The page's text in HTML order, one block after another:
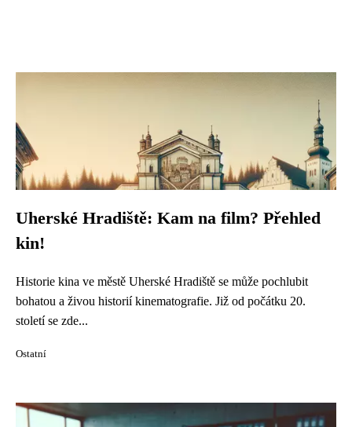
Uherské Hradiště: Kam na film? Přehled
kin!
Historie kina ve městě Uherské Hradiště se může pochlubit
bohatou a živou historií kinematografie. Již od počátku 20.
století se zde...
Ostatní